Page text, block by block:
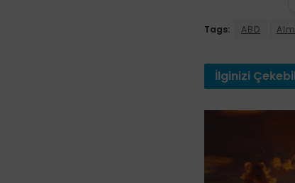
Tags: ABD
İlginizi